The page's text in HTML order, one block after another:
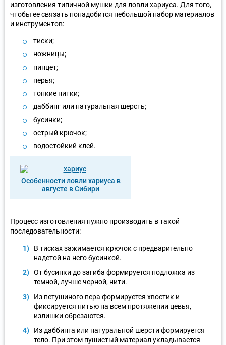
изготовления типичной мушки для ловли хариуса. Для того,
чтобы ее связать понадобится небольшой набор материалов
и инструментов:
тиски;
ножницы;
пинцет;
перья;
тонкие нитки;
даббинг или натуральная шерсть;
бусинки;
острый крючок;
водостойкий клей.
Особенности ловли хариуса в
августе в Сибири
Процесс изготовления нужно производить в такой
последовательности:
В тисках зажимается крючок с предварительно
надетой на него бусинкой.
От бусинки до загиба формируется подложка из
темной, лучше черной, нити.
Из петушиного пера формируется хвостик и
фиксируется нитью на всем протяжении цевья,
излишки обрезаются.
Из даббинга или натуральной шерсти формируется
тело. При этом пушистый материал укладывается